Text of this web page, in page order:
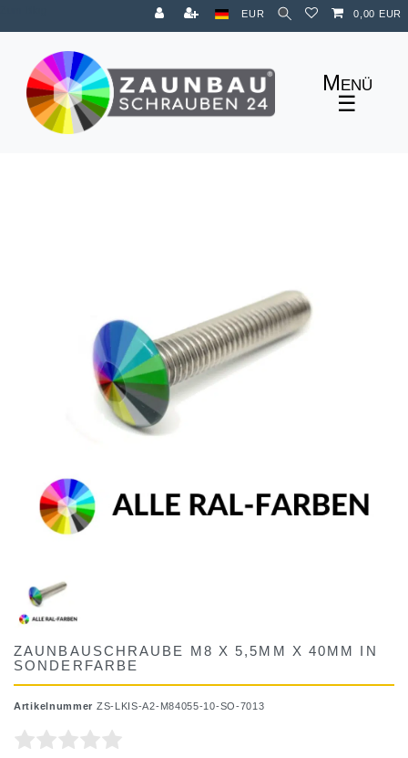
EUR 0,00 EUR
☰
ZAUNBAUSCHRAUBE M8 X 5,5MM X 40MM IN
SONDERFARBE
Artikelnummer ZS-LKIS-A2-M84055-10-SO-7013